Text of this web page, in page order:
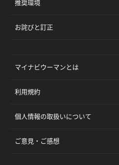
推奨環境
お詫びと訂正
マイナビウーマンとは
利用規約
個人情報の取扱いについて
ご意見・ご感想